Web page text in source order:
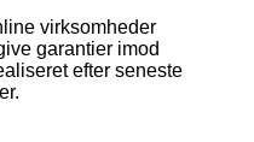
virksomheder
garantier imod
efter seneste